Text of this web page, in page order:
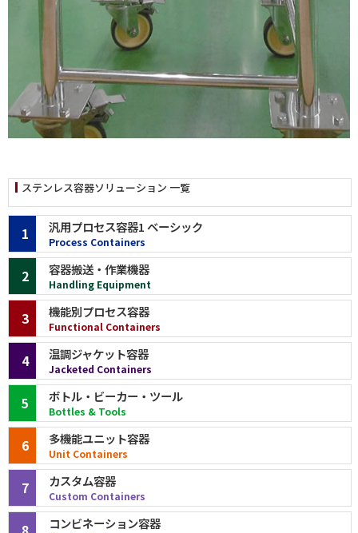
ステンレス容器ソリューション 一覧
汎用プロセス容器1 ベーシック
Process Containers
1
容器搬送・作業機器
Handling Equipment
2
機能別プロセス容器
Functional Containers
3
温調ジャケット容器
Jacketed Containers
4
ボトル・ビーカー・ツール
Bottles & Tools
5
多機能ユニット容器
Unit Containers
6
カスタム容器
Custom Containers
7
コンビネーション容器